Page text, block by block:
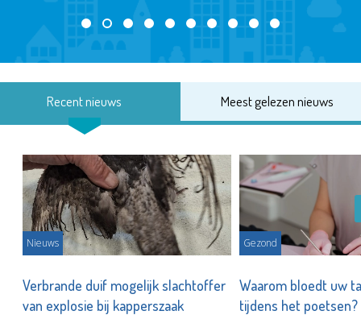
Recent nieuws Meest gelezen nieuws
Nieuws
Verbrande duif mogelijk slachtoffer
van explosie bij kapperszaak
Gezond
Waarom bloedt uw
tijdens het poetsen?